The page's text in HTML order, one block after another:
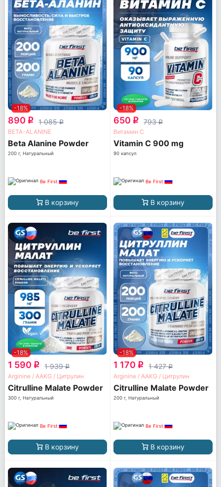
-18%
890 q 1 085q
BETA-ALANINE
Beta Alanine Powder
200 г, Натуральный
Be First
В корзину
-18%
650 q 793q
Витамин С
Vitamin C 900 mg
90 капсул
Be First
В корзину
-18%
1 590 q 1 939q
Arginine / AAKG / Цитрулин
Citrulline Malate Powder
300 г, Натуральный
Be First
В корзину
-18%
1 170 q 1 427q
Arginine / AAKG / Цитрулин
Citrulline Malate Powder
200 г, Натуральный
Be First
В корзину